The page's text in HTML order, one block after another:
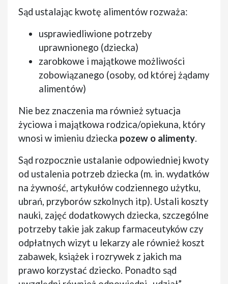
Sąd ustalając kwotę alimentów rozważa:
usprawiedliwione potrzeby
uprawnionego (dziecka)
zarobkowe i majątkowe możliwości
zobowiązanego (osoby, od której żądamy
alimentów)
Nie bez znaczenia ma również sytuacja
życiowa i majątkowa rodzica/opiekuna, który
wnosi w imieniu dziecka pozew o alimenty.
Sąd rozpocznie ustalanie odpowiedniej kwoty
od ustalenia potrzeb dziecka (m. in. wydatków
na żywność, artykułów codziennego użytku,
ubrań, przyborów szkolnych itp). Ustali koszty
nauki, zajęć dodatkowych dziecka, szczególne
potrzeby takie jak zakup farmaceutyków czy
odpłatnych wizyt u lekarzy ale również koszt
zabawek, książek i rozrywek z jakich ma
prawo korzystać dziecko. Ponadto sąd